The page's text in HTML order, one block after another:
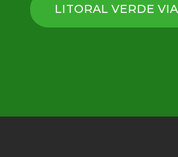
LITORAL VERDE